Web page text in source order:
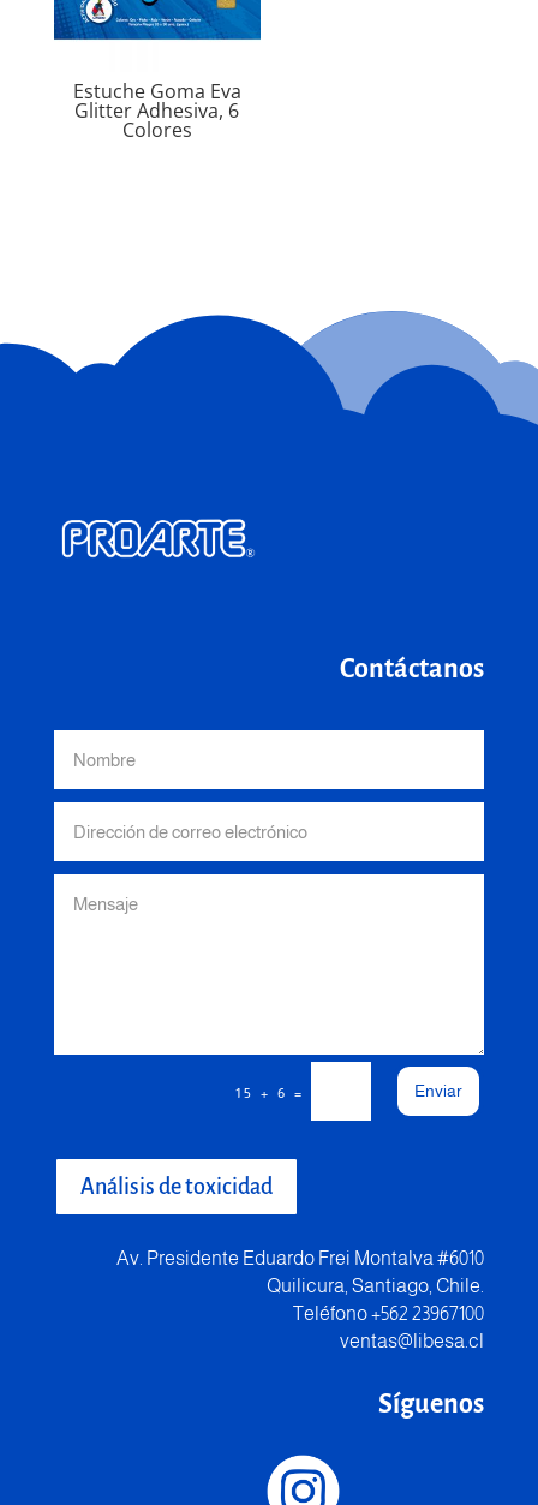
Estuche Goma Eva
Glitter Adhesiva, 6
Colores
Contáctanos
15 + 6 = Enviar
Análisis de toxicidad
Av. Presidente Eduardo Frei Montalva #6010
Quilicura, Santiago, Chile.
Teléfono +562 23967100
ventas@libesa.cl
Síguenos